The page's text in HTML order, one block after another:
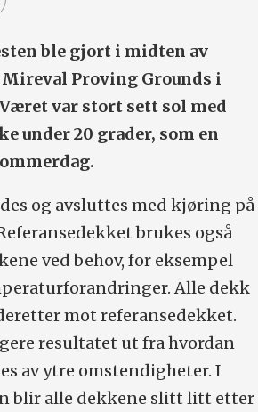
ble gjort i midten av
Mireval Proving Grounds i
var stort sett sol med
under 20 grader, som en
og avsluttes med kjøring på
brukes også
ved behov, for eksempel
Alle dekk
mot referansedekket.
resultatet ut fra hvordan
av ytre omstendigheter. I
blir alle dekkene slitt litt etter